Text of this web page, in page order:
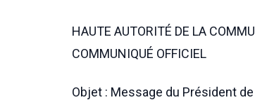
HAUTE AUTORITÉ DE LA
COMMUNIQUÉ OFFICIEL
Objet : Message du Président